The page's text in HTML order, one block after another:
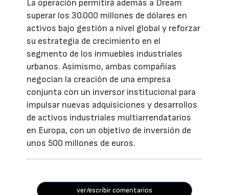
La operación permitirá además a Dream
superar los 30.000 millones de dólares en
activos bajo gestión a nivel global y reforzar
su estrategia de crecimiento en el
segmento de los inmuebles industriales
urbanos. Asimismo, ambas compañías
negocian la creación de una empresa
conjunta con un inversor institucional para
impulsar nuevas adquisiciones y desarrollos
de activos industriales multiarrendatarios
en Europa, con un objetivo de inversión de
unos 500 millones de euros.
ver/escribir comentarios